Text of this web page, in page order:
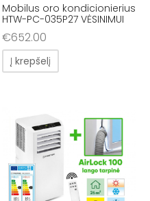
Mobilus oro kondicionierius
HTW-PC-035P27 VĖSINIMUI
€652.00
Į krepšelį